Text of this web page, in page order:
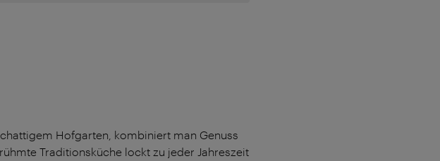
Hofgarten, kombiniert man Genuss
Traditionsküche lockt zu jeder Jahreszeit